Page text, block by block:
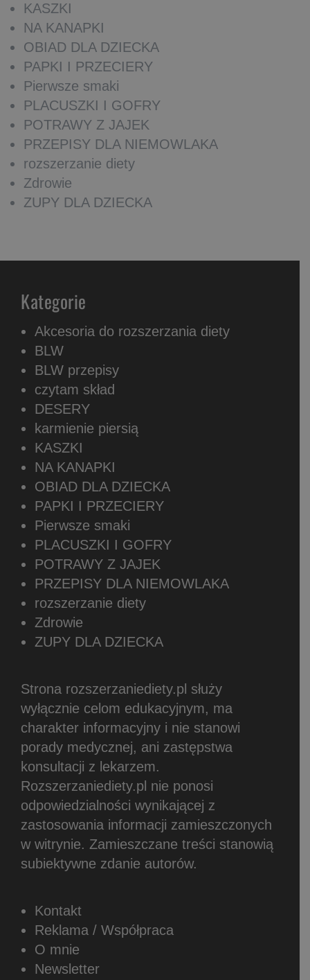
KASZKI
NA KANAPKI
OBIAD DLA DZIECKA
PAPKI I PRZECIERY
Pierwsze smaki
PLACUSZKI I GOFRY
POTRAWY Z JAJEK
PRZEPISY DLA NIEMOWLAKA
rozszerzanie diety
Zdrowie
ZUPY DLA DZIECKA
Kategorie
Akcesoria do rozszerzania diety
BLW
BLW przepisy
czytam skład
DESERY
karmienie piersią
KASZKI
NA KANAPKI
OBIAD DLA DZIECKA
PAPKI I PRZECIERY
Pierwsze smaki
PLACUSZKI I GOFRY
POTRAWY Z JAJEK
PRZEPISY DLA NIEMOWLAKA
rozszerzanie diety
Zdrowie
ZUPY DLA DZIECKA
Strona rozszerzaniediety.pl służy
wyłącznie celom edukacyjnym, ma
charakter informacyjny i nie stanowi
porady medycznej, ani zastępstwa
konsultacji z lekarzem.
Rozszerzaniediety.pl nie ponosi
odpowiedzialności wynikającej z
zastosowania informacji zamieszczonych
w witrynie. Zamieszczane treści stanowią
subiektywne zdanie autorów.
Kontakt
Reklama / Współpraca
O mnie
Newsletter